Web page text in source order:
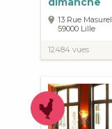
13 Rue Masurel
59000 Lille
12484 vues